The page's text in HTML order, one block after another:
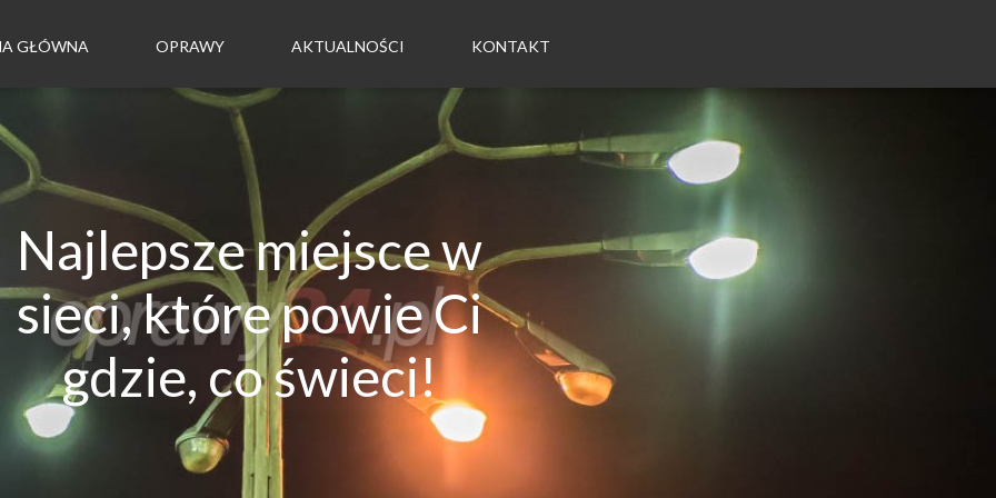
GŁÓWNA OPRAWY AKTUALNOŚCI KONTAKT
Najlepsze miejsce w
sieci, które powie Ci
gdzie, co świeci!